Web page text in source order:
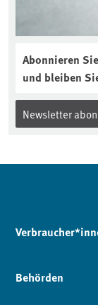
Abonnieren
und bleiben
Newsletter
Behörden